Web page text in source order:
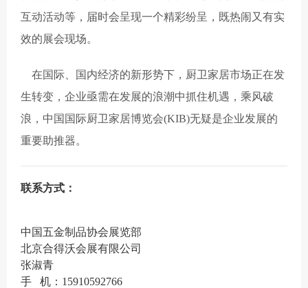
互动活动等，届时会呈现一个精彩纷呈，既热闹又有实
效的展会现场。
在国际、国内经济的新形势下，厨卫家居市场正在发
生转变，企业亟需在发展的浪潮中抓住机遇，乘风破
浪，中国国际厨卫家居博览会(KIB)无疑是企业发展的
重要助推器。
联系方式：
中国五金制品协会展览部
北京合得沃会展有限公司
张淑青
手 机：15910592766